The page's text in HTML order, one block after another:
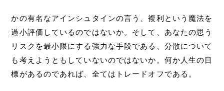
かの有名なアインシュタインの言う、複利という魔法を
過小評価しているのではないか。そして、あなたの思う
リスクを最小限にする強力な手段である、分散について
も考えようともしていないのではないか。何か人生の目
標があるのであれば、全てはトレードオフである。